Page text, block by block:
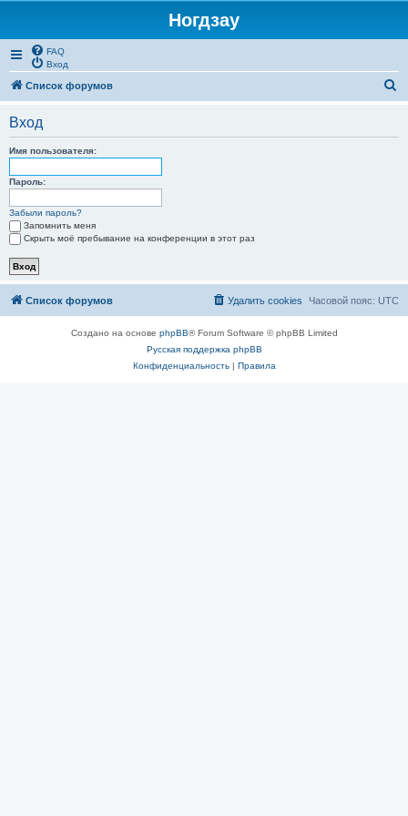
Ногдзау
FAQ
Вход
Список форумов
Вход
Имя пользователя:
Пароль:
Забыли пароль?
Запомнить меня
Скрыть моё пребывание на конференции в этот раз
Список форумов Часовой пояс: UTC
Удалить cookies
Создано на основе phpBB® Forum Software © phpBB Limited
Русская поддержка phpBB
Конфиденциальность| Правила